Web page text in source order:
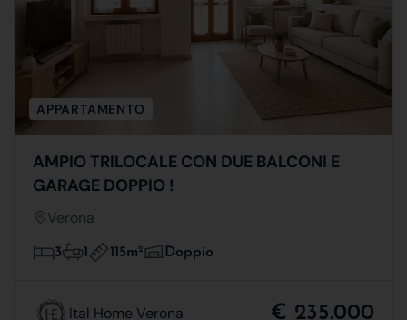
APPARTAMENTO
AMPIO TRILOCALE CON DUE BALCONI E
GARAGE DOPPIO !
Verona
3 1 115m2 Doppio
Ital Home Verona € 235.000